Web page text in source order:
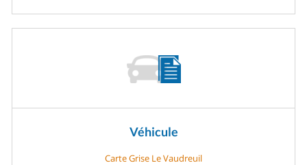
Véhicule
Carte Grise Le Vaudreuil